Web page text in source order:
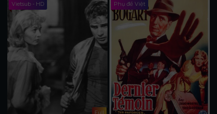
Vietsub - HD
Full
Phụ đề Việt